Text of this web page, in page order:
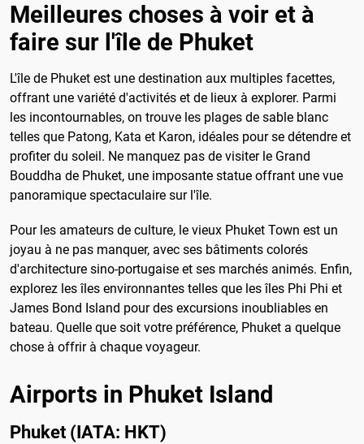
Meilleures choses à voir et à
faire sur l'île de Phuket
L'île de Phuket est une destination aux multiples facettes,
offrant une variété d'activités et de lieux à explorer. Parmi
les incontournables, on trouve les plages de sable blanc
telles que Patong, Kata et Karon, idéales pour se détendre et
profiter du soleil. Ne manquez pas de visiter le Grand
Bouddha de Phuket, une imposante statue offrant une vue
panoramique spectaculaire sur l'île.
Pour les amateurs de culture, le vieux Phuket Town est un
joyau à ne pas manquer, avec ses bâtiments colorés
d'architecture sino-portugaise et ses marchés animés. Enfin,
explorez les îles environnantes telles que les îles Phi Phi et
James Bond Island pour des excursions inoubliables en
bateau. Quelle que soit votre préférence, Phuket a quelque
chose à offrir à chaque voyageur.
Airports in Phuket Island
Phuket (IATA: HKT)